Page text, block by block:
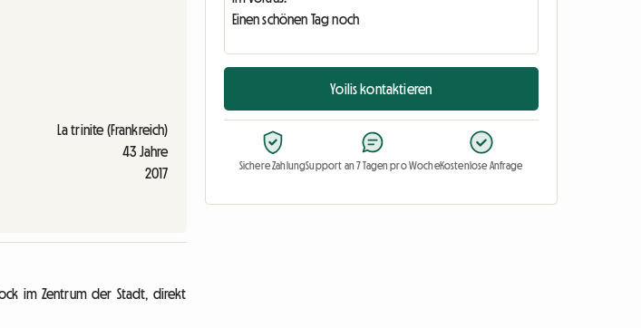
La trinite (Frankreich)
43 Jahre
2017
im Zentrum der Stadt, direkt
Yoilis kontaktieren
Sichere ZahlungSupport an 7 Tagen pro WocheKostenlose Anfrage